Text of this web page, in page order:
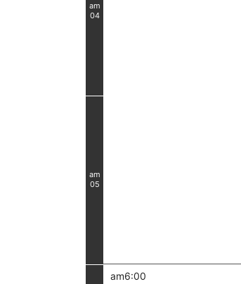
am
04
am
05
am6:00